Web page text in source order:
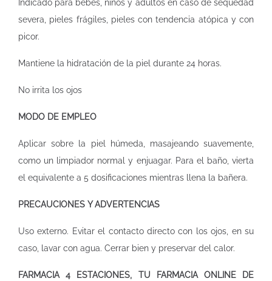
Indicado para bebés, niños y adultos en caso de sequedad
severa, pieles frágiles, pieles con tendencia atópica y con
picor.
Mantiene la hidratación de la piel durante 24 horas.
No irrita los ojos
MODO DE EMPLEO
Aplicar sobre la piel húmeda, masajeando suavemente,
como un limpiador normal y enjuagar. Para el baño, vierta
el equivalente a 5 dosificaciones mientras llena la bañera.
PRECAUCIONES Y ADVERTENCIAS
Uso externo. Evitar el contacto directo con los ojos, en su
caso, lavar con agua. Cerrar bien y preservar del calor.
FARMACIA 4 ESTACIONES, TU FARMACIA ONLINE DE